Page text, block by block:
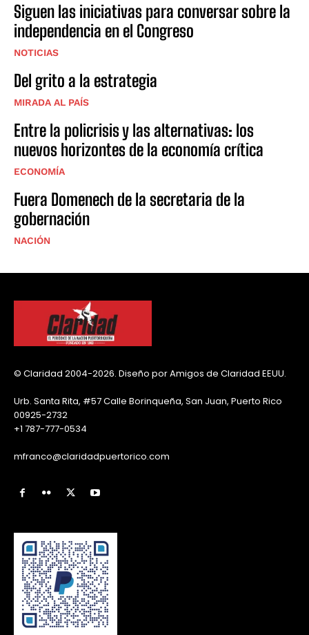
Siguen las iniciativas para conversar sobre la
independencia en el Congreso
NOTICIAS
Del grito a la estrategia
MIRADA AL PAÍS
Entre la policrisis y las alternativas: los
nuevos horizontes de la economía crítica
ECONOMÍA
Fuera Domenech de la secretaria de la
gobernación
NACIÓN
© Claridad 2004-2026. Diseño por Amigos de Claridad EEUU.
Urb. Santa Rita, #57 Calle Borinqueña, San Juan, Puerto Rico
00925-2732
+1 787-777-0534
mfranco@claridadpuertorico.com